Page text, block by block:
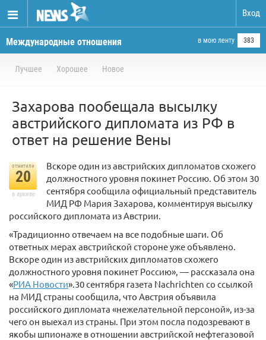
Вход
Международные отношения в мою ленту 383
Лучшее Хорошее Новое
Захарова пообещала высылку
австрийского дипломата из РФ в
ответ на решение Вены
отметили
20
в архиве
Вскоре один из австрийских дипломатов схожего
должностного уровня покинет Россию. Об этом 30
сентября сообщила официальный представитель
МИД РФ Мария Захарова, комментируя высылку
российского дипломата из Австрии.
«Традиционно отвечаем на все подобные шаги. Об
ответных мерах австрийской стороне уже объявлено.
Вскоре один из австрийских дипломатов схожего
должностного уровня покинет Россию», — рассказала она
«РИА Новости».30 сентября газета Nachrichten со ссылкой
на МИД страны сообщила, что Австрия объявила
российского дипломата «нежелательной персоной», из-за
чего он выехал из страны. При этом посла подозревают в
якобы шпионаже в отношении австрийской нефтегазовой